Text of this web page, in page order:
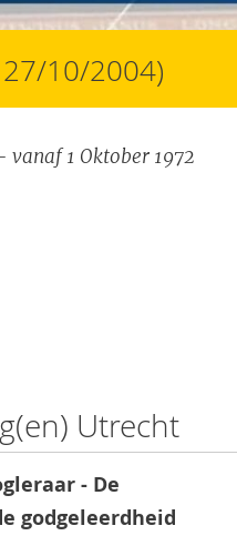
10/2004)
vanaf 1 Oktober 1972
Utrecht
- De
godgeleerdheid